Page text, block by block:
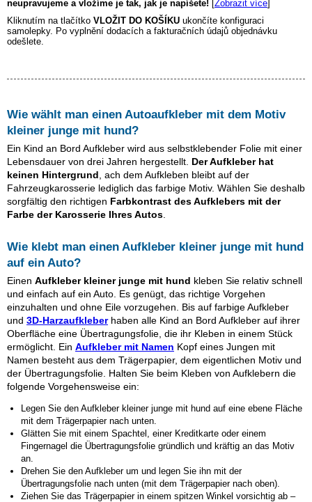
neupravujeme a vložíme je tak, jak je napíšete! Zobrazit více
Kliknutím na tlačítko VLOŽIT DO KOŠÍKU ukončíte konfiguraci
samolepky. Po vyplnění dodacích a fakturačních údajů objednávku
odešlete.
Wie wählt man einen Autoaufkleber mit dem Motiv
kleiner junge mit hund?
Ein Kind an Bord Aufkleber wird aus selbstklebender Folie mit einer
Lebensdauer von drei Jahren hergestellt. Der Aufkleber hat
keinen Hintergrund , ach dem Aufkleben bleibt auf der
Fahrzeugkarosserie lediglich das farbige Motiv. Wählen Sie deshalb
sorgfältig den richtigen Farbkontrast des Aufklebers mit der
Farbe der Karosserie Ihres Autos
Wie klebt man einen Aufkleber kleiner junge mit hund
auf ein Auto?
Einen Aufkleber kleiner junge mit hund kleben Sie relativ schnell
und einfach auf ein Auto. Es genügt, das richtige Vorgehen
einzuhalten und ohne Eile vorzugehen. Bis auf farbige Aufkleber
und 3D-Harzaufkleberhaben alle Kind an Bord Aufkleber auf ihrer
Oberfläche eine Übertragungsfolie, die ihr Kleben in einem Stück
ermöglicht. Ein Aufkleber mit Namen Kopf eines Jungen mit
Namen besteht aus dem Trägerpapier, dem eigentlichen Motiv und
der Übertragungsfolie. Halten Sie beim Kleben von Aufklebern die
folgende Vorgehensweise ein:
Legen Sie den Aufkleber kleiner junge mit hund auf eine ebene Fläche
mit dem Trägerpapier nach unten.
Glätten Sie mit einem Spachtel, einer Kreditkarte oder einem
Fingernagel die Übertragungsfolie gründlich und kräftig an das Motiv
an.
Drehen Sie den Aufkleber um und legen Sie ihn mit der
Übertragungsfolie nach unten (mit dem Trägerpapier nach oben).
Ziehen Sie das Trägerpapier in einem spitzen Winkel vorsichtig ab –